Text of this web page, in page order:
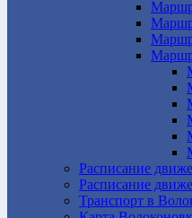
Расписание
Расписание
Транспорт в